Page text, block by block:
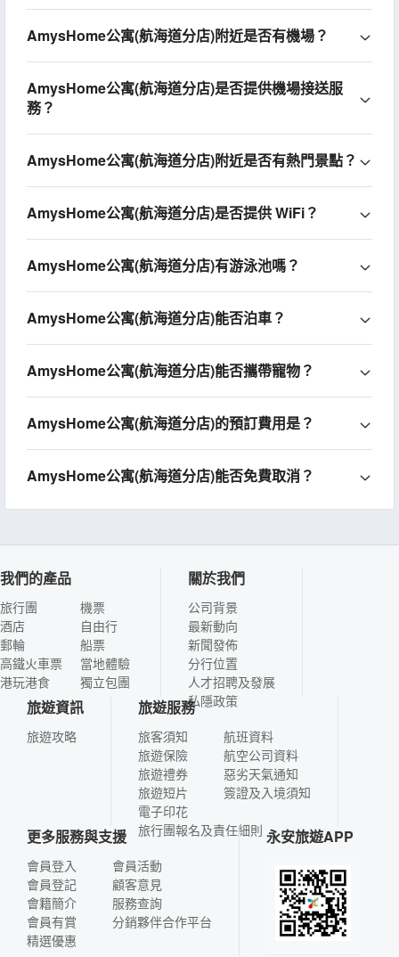
AmysHome公寓(航海道分店)附近是否有機場？
AmysHome公寓(航海道分店)是否提供機場接送服
務？
AmysHome公寓(航海道分店)附近是否有熱門景點？
AmysHome公寓(航海道分店)是否提供 WiFi？
AmysHome公寓(航海道分店)有游泳池嗎？
AmysHome公寓(航海道分店)能否泊車？
AmysHome公寓(航海道分店)能否攜帶寵物？
AmysHome公寓(航海道分店)的預訂費用是？
AmysHome公寓(航海道分店)能否免費取消？
我們的產品
旅行團
酒店
郵輪
高鐵火車票
港玩港食
機票
自由行
船票
當地體驗
獨立包團
關於我們
公司背景
最新動向
新聞發佈
分行位置
人才招聘及發展
私隱政策
旅遊資訊
旅遊攻略
旅遊服務
旅客須知
旅遊保險
旅遊禮券
旅遊短片
電子印花
航班資料
航空公司資料
惡劣天氣通知
簽證及入境須知
旅行團報名及責任細則
更多服務與支援
會員登入
會員登記
會籍簡介
會員有賞
精選優惠
會員活動
顧客意見
服務查詢
分銷夥伴合作平台
永安旅遊APP